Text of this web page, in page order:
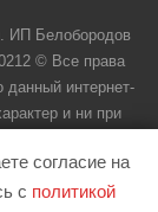
ИП Белобородов
© Все права
интернет-
и ни при
согласие на
с политикой